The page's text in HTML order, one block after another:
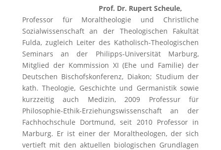
Prof. Dr. Rupert Scheule,
Professor für Moraltheologie und Christliche
Sozialwissenschaft an der Theologischen Fakultät
Fulda, zugleich Leiter des Katholisch-Theologischen
Seminars an der Philipps-Universität Marburg,
Mitglied der Kommission XI (Ehe und Familie) der
Deutschen Bischofskonferenz, Diakon; Studium der
kath. Theologie, Geschichte und Germanistik sowie
kurzzeitig auch Medizin, 2009 Professur für
Philosophie-Ethik-Erziehungswissenschaft an der
Fachhochschule Dortmund, seit 2010 Professor in
Marburg. Er ist einer der Moraltheologen, der sich
vertieft mit den aktuellen biologischen Grundlagen